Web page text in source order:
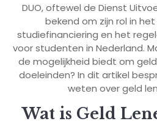
DUO, oftewel de Dienst
bekend om zijn rol in
studiefinanciering en het
voor studenten in Nederland.
de mogelijkheid biedt om
doeleinden? In dit artikel
weten over geld
Wat is Geld